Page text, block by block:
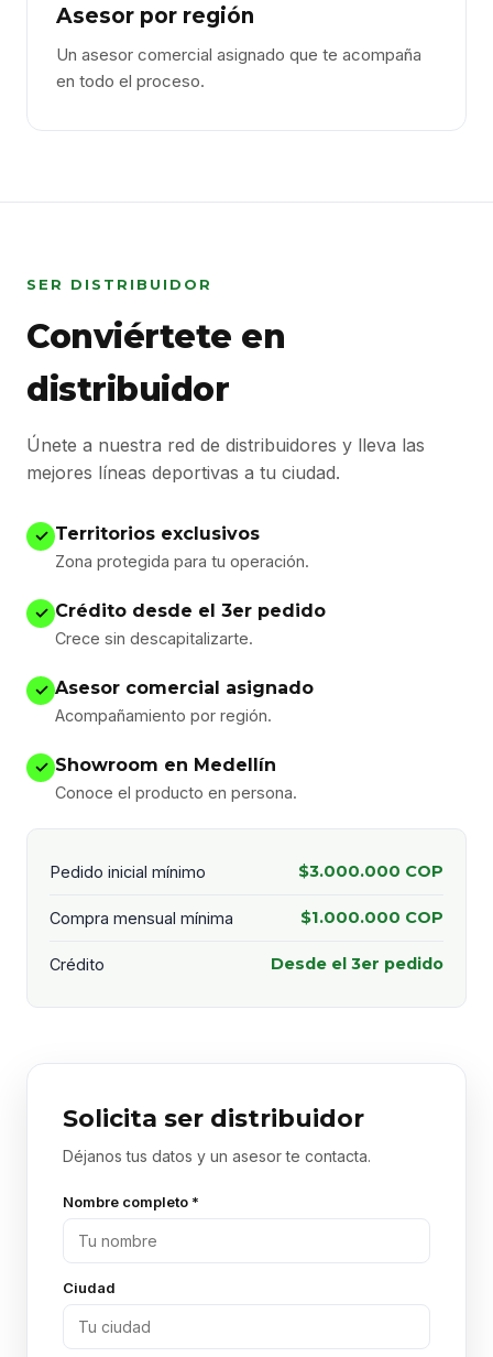
Asesor por región
Un asesor comercial asignado que te acompaña
en todo el proceso.
SER DISTRIBUIDOR
Conviértete en
distribuidor
Únete a nuestra red de distribuidores y lleva las
mejores líneas deportivas a tu ciudad.
✓ Territorios exclusivos
Zona protegida para tu operación.
✓ Crédito desde el 3er pedido
Crece sin descapitalizarte.
✓ Asesor comercial asignado
Acompañamiento por región.
✓ Showroom en Medellín
Conoce el producto en persona.
Pedido inicial mínimo $3.000.000 COP
Compra mensual mínima $1.000.000 COP
Crédito Desde el 3er pedido
Solicita ser distribuidor
Déjanos tus datos y un asesor te contacta.
Nombre completo *
Ciudad